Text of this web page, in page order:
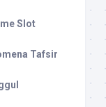
Slot
Tafsir